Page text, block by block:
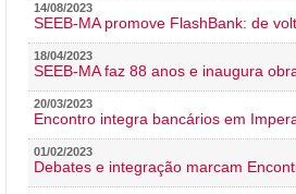
14/08/2023
SEEB-MA promove FlashBank: de
18/04/2023
SEEB-MA faz 88 anos e inaugura
20/03/2023
Encontro integra bancários em
01/02/2023
Debates e integração marcam